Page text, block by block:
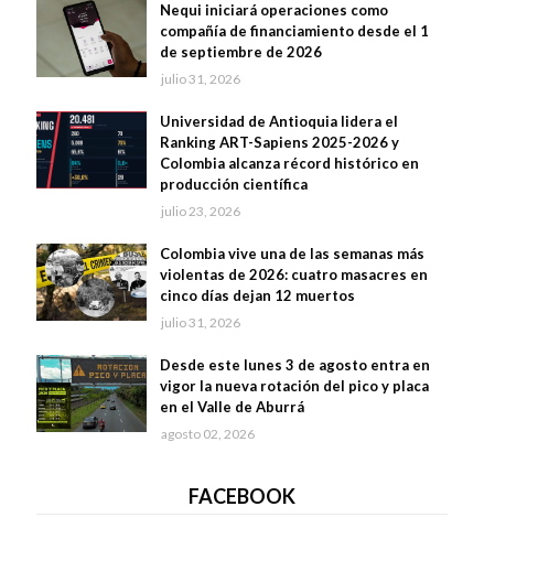
Nequi iniciará operaciones como
compañía de financiamiento desde el 1
de septiembre de 2026
julio 31, 2026
Universidad de Antioquia lidera el
Ranking ART-Sapiens 2025-2026 y
Colombia alcanza récord histórico en
producción científica
julio 23, 2026
Colombia vive una de las semanas más
violentas de 2026: cuatro masacres en
cinco días dejan 12 muertos
julio 31, 2026
Desde este lunes 3 de agosto entra en
vigor la nueva rotación del pico y placa
en el Valle de Aburrá
agosto 02, 2026
FACEBOOK